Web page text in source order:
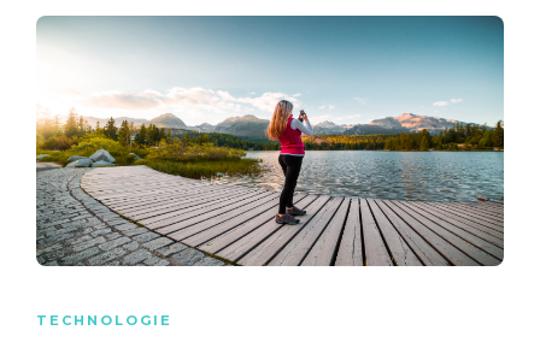
TECHNOLOGIE